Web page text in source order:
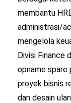
membantu
administrasi/
mengelola
Divisi Finance
opname spare
proyek bisnis
dan desain